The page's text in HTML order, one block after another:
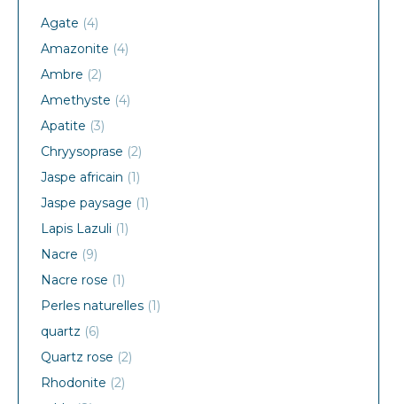
Agate (4)
Amazonite (4)
Ambre (2)
Amethyste (4)
Apatite (3)
Chryysoprase (2)
Jaspe africain (1)
Jaspe paysage (1)
Lapis Lazuli (1)
Nacre (9)
Nacre rose (1)
Perles naturelles (1)
quartz (6)
Quartz rose (2)
Rhodonite (2)